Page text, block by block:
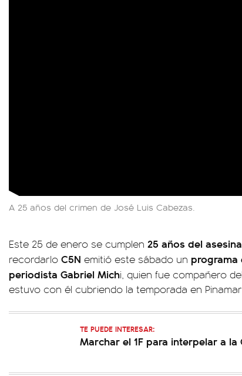
A 25 años del crimen de José Luis Cabezas.
Este 25 de enero se cumplen 25 años del
recordarlo C5N emitió este sábado un programa
periodista Gabriel Michi, quien fue compañero
estuvo con él cubriendo la temporada en
TE PUEDE INTERESAR:
Marchar el 1F para interpelar a la